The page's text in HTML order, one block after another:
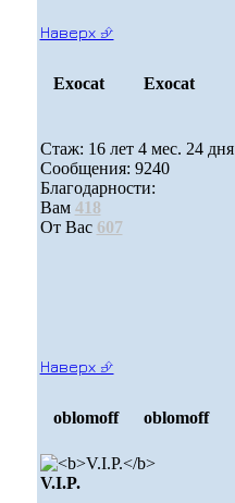
Наверх ⮵
Exocat Exocat
Стаж: 16 лет 4 мес. 24 дня
Сообщения: 9240
Благодарности:
Вам 418
От Вас 607
Наверх ⮵
oblomoff oblomoff
V.I.P.